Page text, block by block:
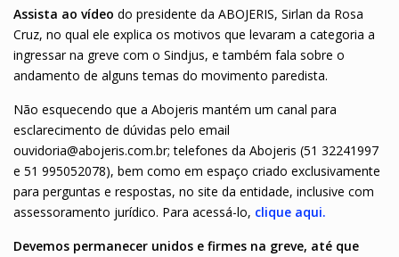
Assista ao vídeo do presidente da ABOJERIS, Sirlan da Rosa
Cruz, no qual ele explica os motivos que levaram a categoria a
ingressar na greve com o Sindjus, e também fala sobre o
andamento de alguns temas do movimento paredista.
Não esquecendo que a Abojeris mantém um canal para
esclarecimento de dúvidas pelo email
ouvidoria@abojeris.com.br; telefones da Abojeris (51 32241997
e 51 995052078), bem como em espaço criado exclusivamente
para perguntas e respostas, no site da entidade, inclusive com
assessoramento jurídico. Para acessá-lo, clique aqui.
Devemos permanecer unidos e firmes na greve, até que